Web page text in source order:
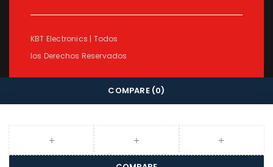
KBT Electronics | Todos
los Derechos Reservados
COMPARE (0)